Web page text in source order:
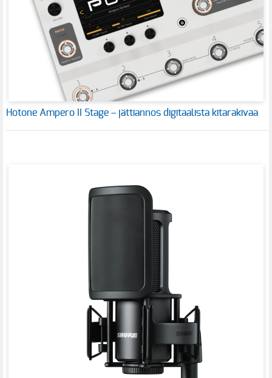
Hotone Ampero II Stage – jättiannos digitaalista kitarakivaa